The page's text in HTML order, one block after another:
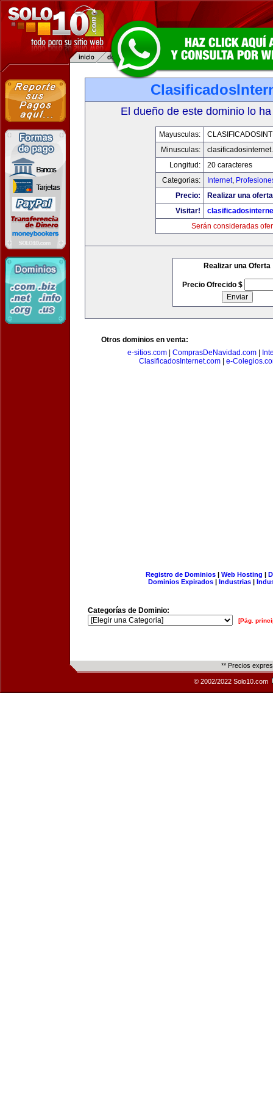
El dueño de este dominio lo
Mayusculas:
Minusculas:
Longitud:
20 caracteres
Categorias:
Internet,
Precio:
Realizar una
Visitar!
Serán consideradas
Realizar una Oferta
Precio Ofrecido $
Otros dominios en venta:
e-sitios.com| ComprasDeNavidad.com|
ClasificadosInternet.com| e-
Registro de Dominios| Web Hosting |
Dominios Expirados | Industrias |
Categorías de Dominio:
[Pág.
** Precios
© 2002/2022 Solo10.com